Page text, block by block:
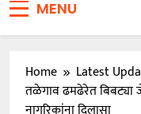
जाळ्यात
वारकरी संप्रदायातील ज्येष्ठ
MENU
Home
Latest
तळेगाव ढमढेरेत बिबट्या